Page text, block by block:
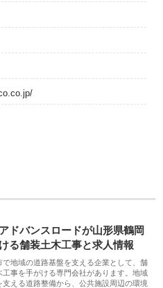
ドバンスロードが山形県鶴岡
る舗装土木工事と求人情報
で地域の道路基盤を支える企業として、舗
工事を手がける専門会社があります。地域
支える道路整備から、公共施設周辺の環境